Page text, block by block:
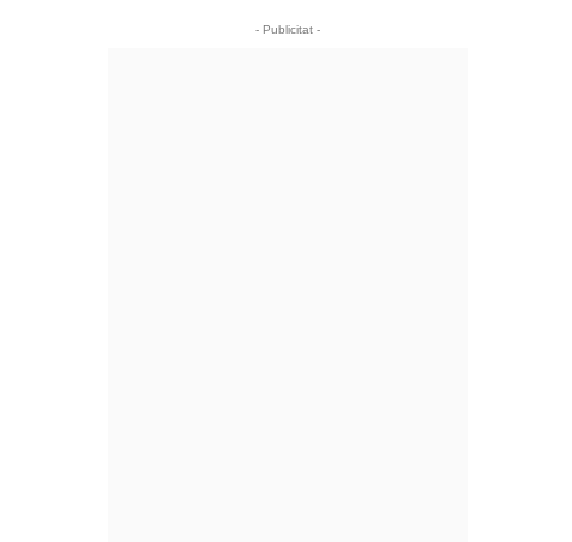
- Publicitat -